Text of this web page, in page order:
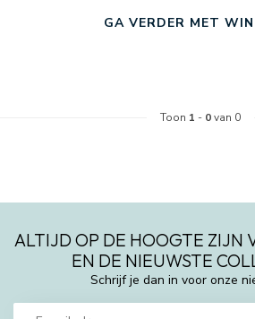
GA VERDER MET
Toon 1 - 0van 0
ALTIJD OP DE HOOGTE ZIJN
EN DE NIEUWSTE
Schrijf je dan in voor onze